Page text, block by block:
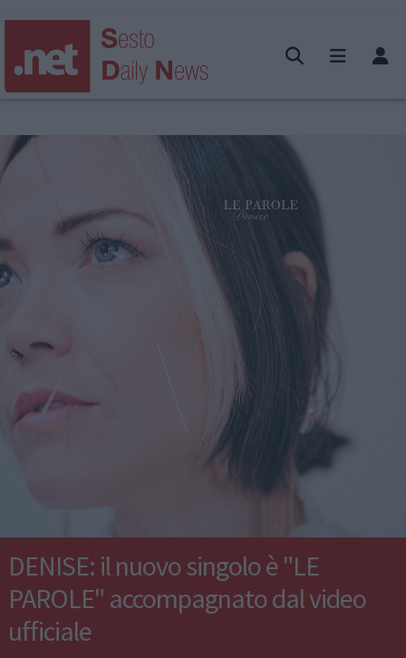
DENISE: il nuovo singolo è "LE
PAROLE" accompagnato dal video
ufficiale